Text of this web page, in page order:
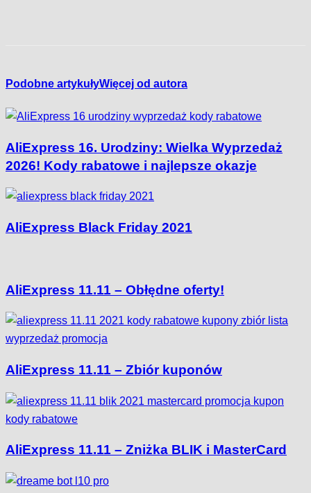
Podobne artykułyWięcej od autora
AliExpress 16. Urodziny: Wielka Wyprzedaż
2026! Kody rabatowe i najlepsze okazje
AliExpress Black Friday 2021
AliExpress 11.11 – Obłędne oferty!
AliExpress 11.11 – Zbiór kuponów
AliExpress 11.11 – Zniżka BLIK i MasterCard